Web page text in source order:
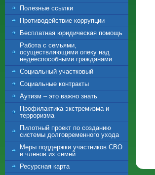
Полезные ссылки
Противодействие коррупции
Бесплатная юридическая помощь
Работа с семьями,
осуществляющими опеку над
недееспособными гражданами
Социальный участковый
Социальные контракты
Аутизм – это важно знать
Профилактика экстремизма и
терроризма
Пилотный проект по созданию
системы долговременного ухода
Меры поддержки участников СВО
и членов их семей
Ресурсная карта